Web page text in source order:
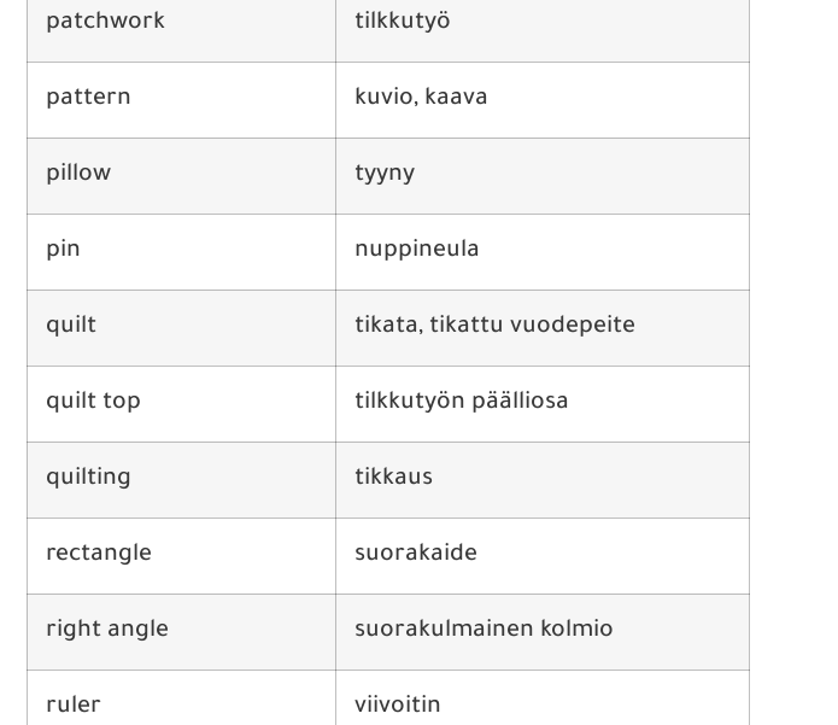
patchwork tilkkutyö
pattern kuvio, kaava
pillow tyyny
pin nuppineula
quilt tikata, tikattu vuodepeite
quilt top tilkkutyön päälliosa
quilting tikkaus
rectangle suorakaide
right angle suorakulmainen kolmio
ruler viivoitin